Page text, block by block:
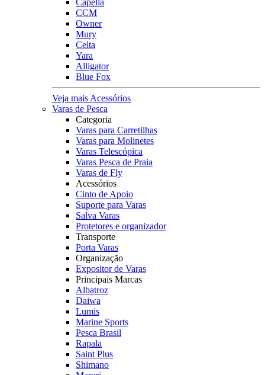
Capella
CCM
Owner
Mury
Celta
Yara
Alligator
Blue Fox
Veja mais Acessórios
Varas de Pesca
Categoria
Varas para Carretilhas
Varas para Molinetes
Varas Telescópica
Varas Pesca de Praia
Varas de Fly
Acessórios
Cinto de Apoio
Suporte para Varas
Salva Varas
Protetores e organizador
Transporte
Porta Varas
Organização
Expositor de Varas
Principais Marcas
Albatroz
Daiwa
Lumis
Marine Sports
Pesca Brasil
Rapala
Saint Plus
Shimano